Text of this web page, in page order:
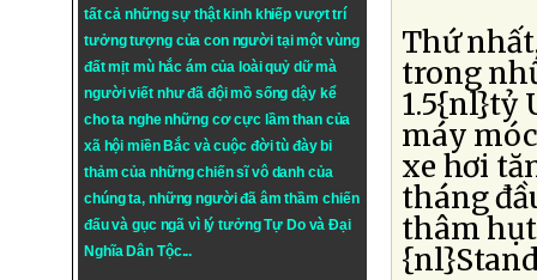
tất cả những sự thật kinh khiếp vượt trí
tưởng tượng của con người tại một vùng
đất mịt mù hắc ám của loài quỷ dữ mà
người viết như đã đội mồ sống dậy kể
cho ta nghe những cơ cực lầm than của
xã hội miền Bắc và cuộc đời tù đày bi
thảm của những chiến sĩ vô danh của
chúng ta, những người đã âm thầm chiến
đấu và gục ngã vì lý tưởngTự DovàĐại
Nghĩa Dân Tộc...
Thứ
trong
1.5{nl}tỷ
máy
xe hơi
tháng
thâm hụt